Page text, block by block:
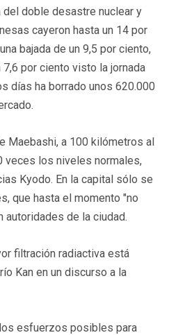
del doble desastre nuclear y
cayeron hasta un 14 por
bajada de un 9,5 por ciento,
por ciento visto la jornada
días ha borrado unos 620.000
Maebashi, a 100 kilómetros al
veces los niveles normales,
Kyodo. En la capital sólo se
que hasta el momento "no
autoridades de la ciudad.
filtración radiactiva está
Kan en un discurso a la
esfuerzos posibles para